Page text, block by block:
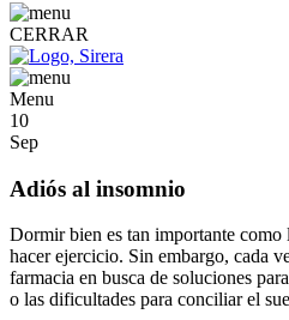
CERRAR
Menu
10
Sep
Adiós al insomnio
Dormir bien es tan importante
hacer ejercicio. Sin embargo, cada
farmacia en busca de soluciones
o las dificultades para conciliar el